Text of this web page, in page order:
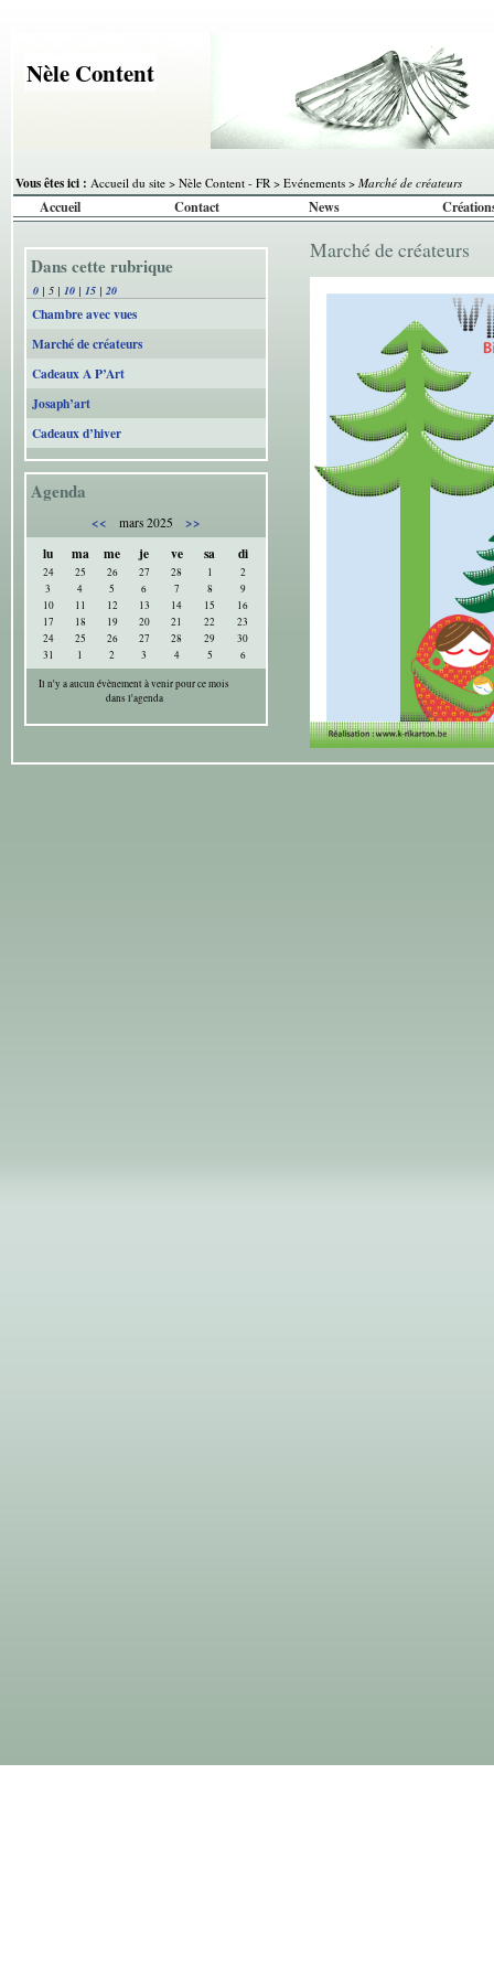
Nèle Content
Vous êtes ici : Accueil du site > Nèle Content - FR > Evénements > Marché de créateurs
Accueil Contact News
Dans cette rubrique
0 | 5 | 10 | 15 | 20
Chambre avec vues
Marché de créateurs
Cadeaux A P’Art
Josaph’art
Cadeaux d’hiver
Agenda
<< mars 2025
>>
lu
ma me je ve sa di
24 25 26 27 28 1
2
3
4 5 6 7 8
9
10
11 12 13 14 15
16
17
18 19 20 21 22
23
24
25 26 27 28 29
30
31
1 2 3 4 5
6
Il n'y a aucun évènement à venir pour ce mois
dans l'agenda
Marché de créateurs